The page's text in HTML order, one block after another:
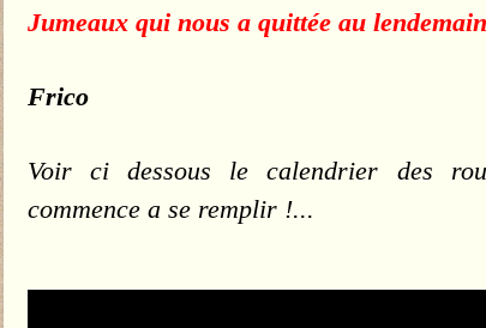
Jumeaux qui nous a quittée au
Frico
Voir ci dessous le calendrier des
commence a se remplir !...